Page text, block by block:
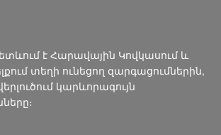
է Հարավային Կովկասում և
տեղի ունեցող զարգացումներին,
կարևորագույն